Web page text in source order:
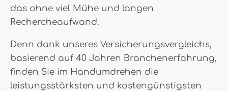
das ohne viel Mühe und langen
Rechercheaufwand.
Denn dank unseres Versicherungsvergleichs,
basierend auf 40 Jahren Branchenerfahrung,
finden Sie im Handumdrehen die
leistungsstärksten und kostengünstigsten